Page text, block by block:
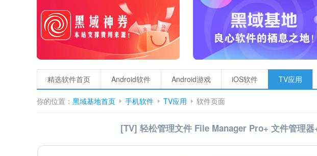
精选软件首页 Android软件 Android游戏 iOS软件 TV应用
你的位置： 黑域基地首页 手机软件 TV应用 软件页面
[TV] 轻松管理文件 File Manager Pro+ 文件管理器